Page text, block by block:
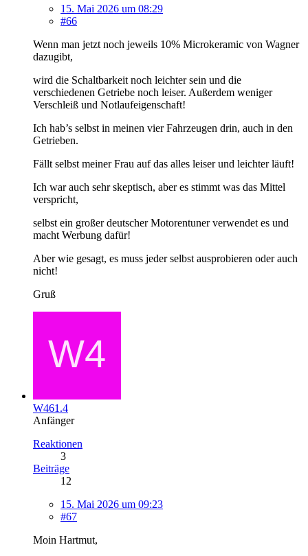
15. Mai 2026 um 08:29
#66
Wenn man jetzt noch jeweils 10% Microkeramic von Wagner
dazugibt,
wird die Schaltbarkeit noch leichter sein und die
verschiedenen Getriebe noch leiser. Außerdem weniger
Verschleiß und Notlaufeigenschaft!
Ich hab’s selbst in meinen vier Fahrzeugen drin, auch in den
Getrieben.
Fällt selbst meiner Frau auf das alles leiser und leichter läuft!
Ich war auch sehr skeptisch, aber es stimmt was das Mittel
verspricht,
selbst ein großer deutscher Motorentuner verwendet es und
macht Werbung dafür!
Aber wie gesagt, es muss jeder selbst ausprobieren oder auch
nicht!
Gruß
W461.4
Anfänger
Reaktionen
3
Beiträge
12
15. Mai 2026 um 09:23
#67
Moin Hartmut,